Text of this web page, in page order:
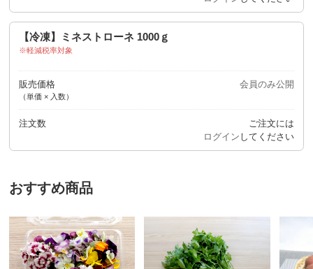
【冷凍】ミネストローネ 1000ｇ
軽減税率対象
販売価格
（単価 × 入数）
会員のみ公開
注文数
ご注文には
ログイン してください
おすすめ商品